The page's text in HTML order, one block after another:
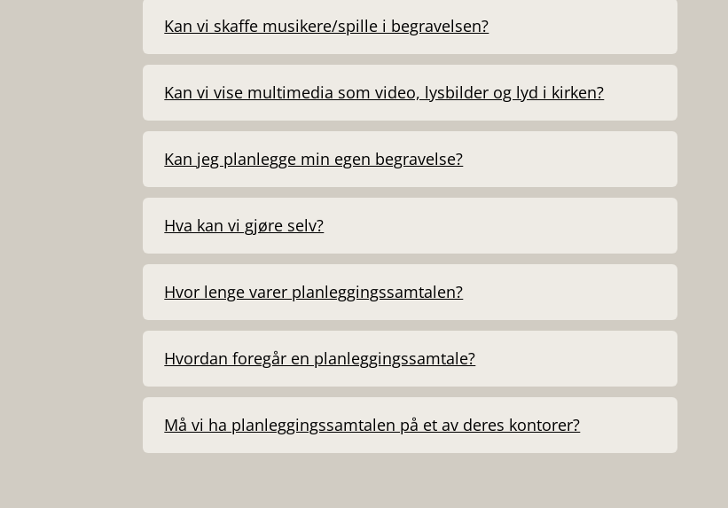
Kan vi skaffe musikere/spille i begravelsen?
Kan vi vise multimedia som video, lysbilder og lyd i kirken?
Kan jeg planlegge min egen begravelse?
Hva kan vi gjøre selv?
Hvor lenge varer planleggingssamtalen?
Hvordan foregår en planleggingssamtale?
Må vi ha planleggingssamtalen på et av deres kontorer?